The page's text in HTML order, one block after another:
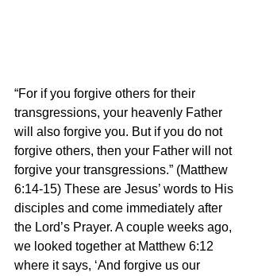
“For if you forgive others for their
transgressions, your heavenly Father
will also forgive you. But if you do not
forgive others, then your Father will not
forgive your transgressions.” (Matthew
6:14-15) These are Jesus’ words to His
disciples and come immediately after
the Lord’s Prayer. A couple weeks ago,
we looked together at Matthew 6:12
where it says, ‘And forgive us our